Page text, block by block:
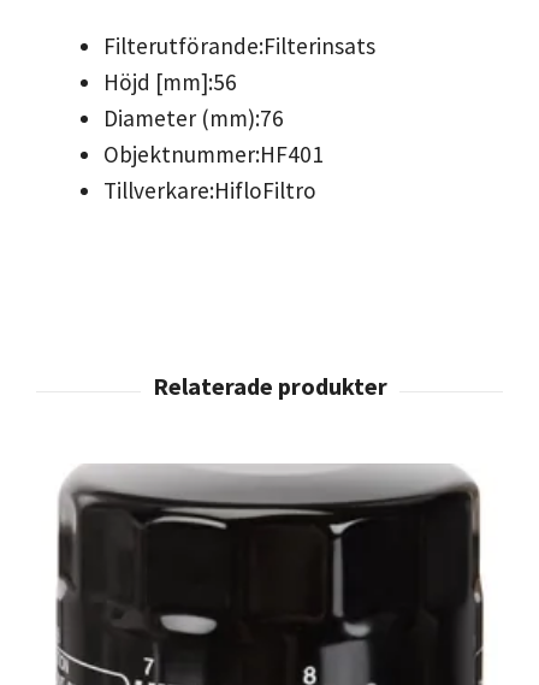
Filterutförande:Filterinsats
Höjd [mm]:56
Diameter (mm):76
Objektnummer:HF401
Tillverkare:HifloFiltro